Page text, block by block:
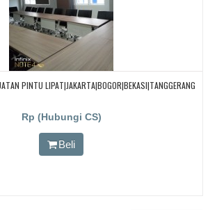
PINTU LIPAT|JAKARTA|BOGOR|BEKASI|TANGGERANG
Rp (Hubungi CS)
Beli